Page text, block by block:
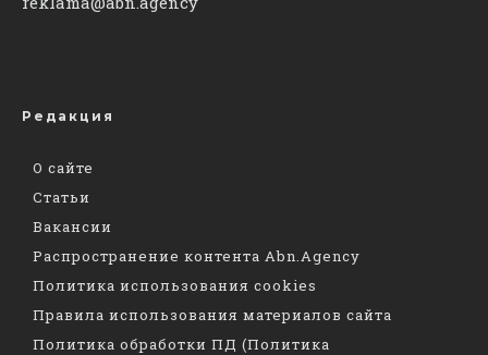
Редакция
О сайте
Статьи
Вакансии
Распространение контента Abn.Agency
Политика использования cookies
Правила использования материалов сайта
Политика обработки ПД (Политика